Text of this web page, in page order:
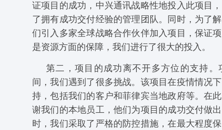
证项目的成功，中兴通讯战略性地投入此项目
了拥有成功交付经验的管理团队。同时，为了
们引入多家全球战略合作伙伴加入项目，保证
是资源方面的保障，我们进行了很大的投入。
第二，项目的成功离不开多方位的支持。
间，我们遇到了很多挑战。该项目在疫情情况
持，包括我们的客户和菲律宾当地政府等。在
谢我们的本地员工，他们为项目的成功交付做
时，我们采取了严格的防控措施，在最大程度